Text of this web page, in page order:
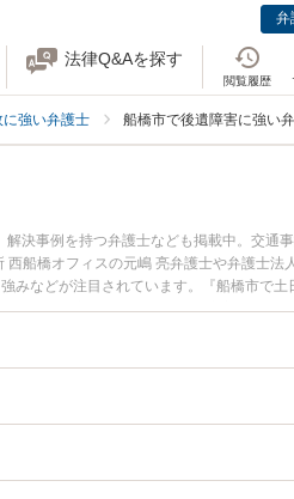
弁
法律Q&Aを探す
閲覧履歴
強い弁護士 船橋市で後遺障害に強い
決事例を持つ弁護士なども掲載中。交通
船橋オフィスの元嶋 亮弁護士や弁護士法
みなどが注目されています。『船橋市で土
たい』『初回相談無料で後遺障害を法律